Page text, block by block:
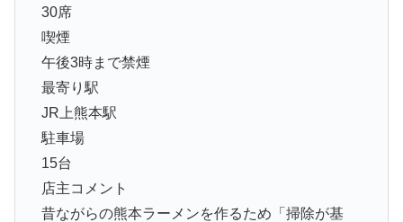
30席
喫煙
午後3時まで禁煙
最寄り駅
JR上熊本駅
駐車場
15台
店主コメント
昔ながらの熊本ラーメンを作るため「掃除が基